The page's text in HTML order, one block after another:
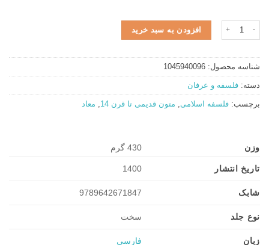
عرشیه عدد افزودن به سبد خرید
شناسه محصول: 1045940096
دسته: فلسفه و عرفان
برچسب: فلسفه اسلامی, متون قدیمی تا قرن 14 , معاد
وزن 430 گرم
تاریخ انتشار 1400
شابک 9789642671847
نوع جلد سخت
زبان فارسی